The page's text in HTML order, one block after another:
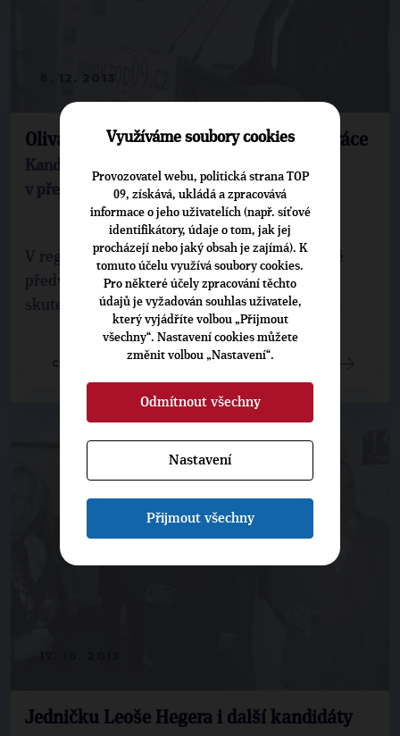
Oliva: Nastavme jasná pravidla spolupráce
Kandidátský projev Jiřího Olivy na post
v předsednictvu TOP 09
V regionech je ta situace jiná a zejména v době
předvolební, v době volebních kampaní, se
skutečně ta spolupráce mění podle sloganu, ...
CELÝ ČLÁNEK
Jedničku Leoše Hegera i další kandidáty
Využíváme soubory cookies
Provozovatel webu, politická strana TOP
09, získává, ukládá a zpracovává
informace o jeho uživatelích (např. síťové
identifikátory, údaje o tom, jak jej
procházejí nebo jaký obsah je zajímá). K
tomuto účelu využívá soubory cookies.
Pro některé účely zpracování těchto
údajů je vyžadován souhlas uživatele,
který vyjádříte volbou „Přijmout
všechny“. Nastavení cookies můžete
změnit volbou „Nastavení“.
Odmítnout všechny
Nastavení
Přijmout všechny